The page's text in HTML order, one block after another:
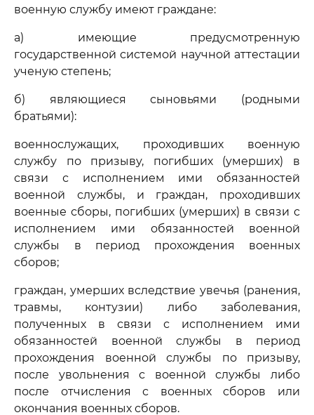
военную службу имеют граждане:
а) имеющие предусмотренную
государственной системой научной аттестации
ученую степень;
б) являющиеся сыновьями (родными
братьями):
военнослужащих, проходивших военную
службу по призыву, погибших (умерших) в
связи с исполнением ими обязанностей
военной службы, и граждан, проходивших
военные сборы, погибших (умерших) в связи с
исполнением ими обязанностей военной
службы в период прохождения военных
сборов;
граждан, умерших вследствие увечья (ранения,
травмы, контузии) либо заболевания,
полученных в связи с исполнением ими
обязанностей военной службы в период
прохождения военной службы по призыву,
после увольнения с военной службы либо
после отчисления с военных сборов или
окончания военных сборов.